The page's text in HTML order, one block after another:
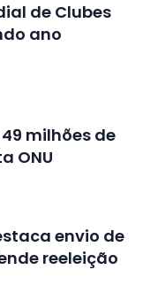
de Clubes
ano
milhões de
ONU
envio de
reeleição